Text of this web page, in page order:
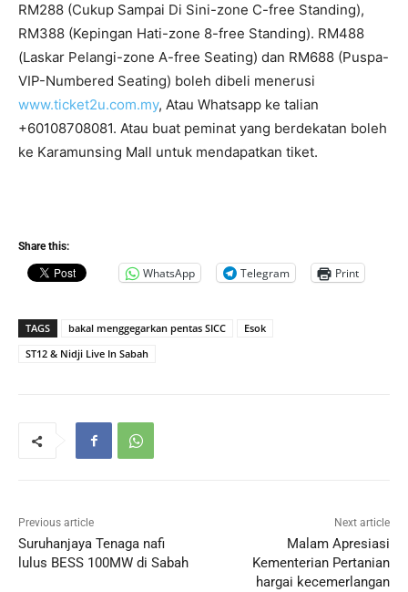
RM288 (Cukup Sampai Di Sini-zone C-free Standing),
RM388 (Kepingan Hati-zone 8-free Standing). RM488
(Laskar Pelangi-zone A-free Seating) dan RM688 (Puspa-
VIP-Numbered Seating) boleh dibeli menerusi
www.ticket2u.com.my, Atau Whatsapp ke talian
+60108708081. Atau buat peminat yang berdekatan boleh
ke Karamunsing Mall untuk mendapatkan tiket.
Share this:
WhatsApp Telegram Print
TAGS bakal menggegarkan pentas SICC
Esok
ST12 & Nidji Live In Sabah
Previous article
Suruhanjaya Tenaga nafi
lulus BESS 100MW di Sabah
Next article
Malam Apresiasi
Kementerian Pertanian
hargai kecemerlangan